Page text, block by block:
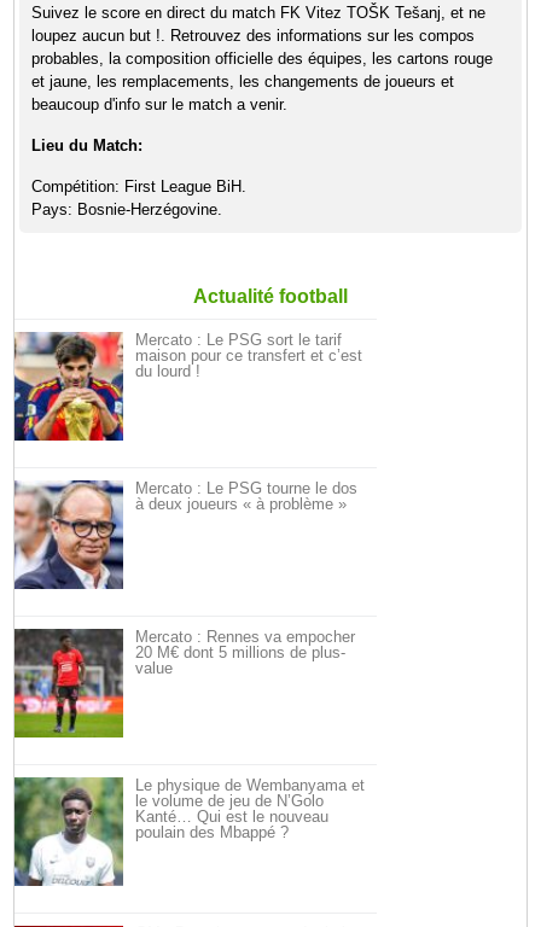
Suivez le score en direct du match FK Vitez TOŠK Tešanj, et ne
loupez aucun but !. Retrouvez des informations sur les compos
probables, la composition officielle des équipes, les cartons rouge
et jaune, les remplacements, les changements de joueurs et
beaucoup d'info sur le match a venir.
Lieu du Match:
Compétition: First League BiH.
Pays: Bosnie-Herzégovine.
Actualité football
Mercato : Le PSG sort le tarif
maison pour ce transfert et c’est
du lourd !
Mercato : Le PSG tourne le dos
à deux joueurs « à problème »
Mercato : Rennes va empocher
20 M€ dont 5 millions de plus-
value
Le physique de Wembanyama et
le volume de jeu de N’Golo
Kanté… Qui est le nouveau
poulain des Mbappé ?